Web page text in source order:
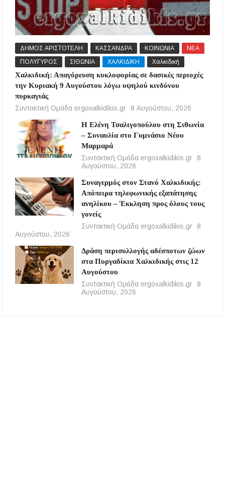
ΔΗΜΟΣ ΑΡΙΣΤΟΤΕΛΗ ΚΑΣΣΑΝΔΡΑ ΚΟΙΝΩΝΙΑ
ΝΕΑ
ΠΟΛΥΓΥΡΟΣ
ΣΙΘΩΝΙΑ ΧΑΛΚΙΔΙΚΗ Χαλκιδική
Χαλκιδική: Απαγόρευση κυκλοφορίας σε δασικές περιοχές
την Κυριακή 9 Αυγούστου λόγω υψηλού κινδύνου
πυρκαγιάς
Συντακτική Ομάδα ergoxalkidikis.gr
8 Αυγούστου, 2026
Η Ελένη Τσαλιγοπούλου στη Σιθωνία
– Συναυλία στο Γυμνάσιο Νέου
Μαρμαρά
Συντακτική Ομάδα ergoxalkidikis.gr
8
Αυγούστου, 2026
Συναγερμός στον Στανό Χαλκιδικής:
Απόπειρα τηλεφωνικής εξαπάτησης
ανηλίκου – Έκκληση προς όλους τους
γονείς
Συντακτική Ομάδα ergoxalkidikis.gr
8
Αυγούστου, 2026
Δράση περισυλλογής αδέσποτων ζώων
στα Πυργαδίκια Χαλκιδικής στις 12
Αυγούστου
Συντακτική Ομάδα ergoxalkidikis.gr
8
Αυγούστου, 2026